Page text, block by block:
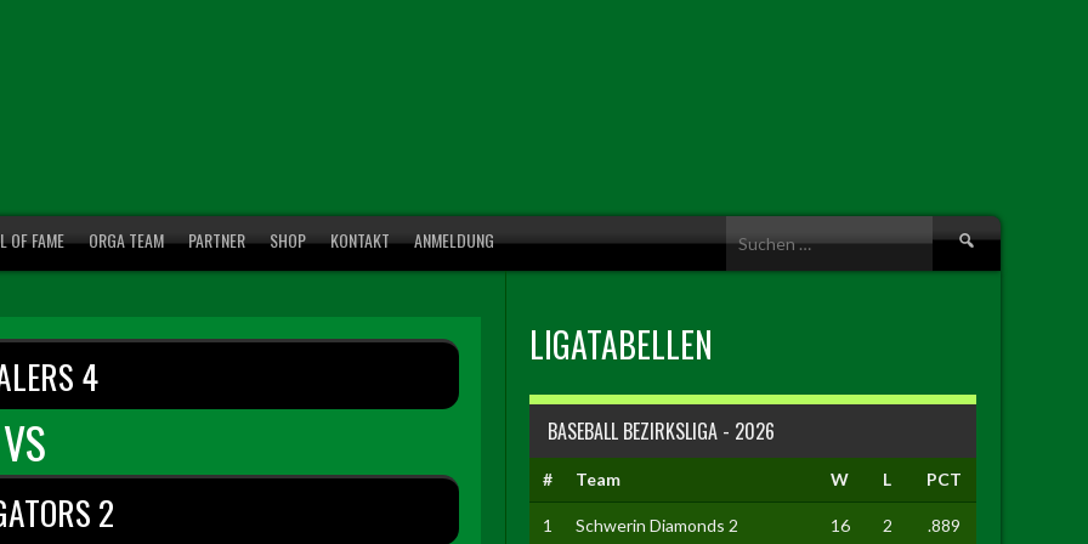
OF FAME ORGA TEAM PARTNER SHOP KONTAKT ANMELDUNG
Suche
4
VS
2
LIGATABELLEN
BASEBALL BEZIRKSLIGA - 2026
# Team W L PCT
1 Schwerin Diamonds 2 16 2 .889